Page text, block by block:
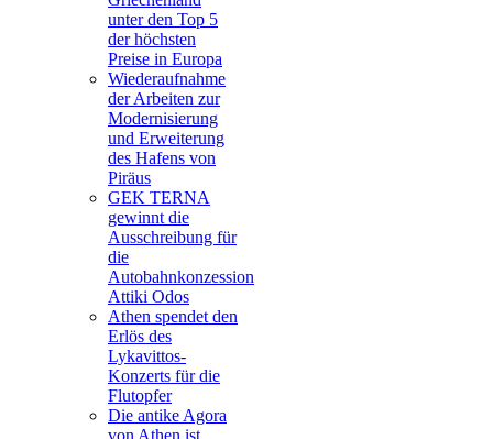
unter den Top 5
der höchsten
Preise in Europa
Wiederaufnahme
der Arbeiten zur
Modernisierung
und Erweiterung
des Hafens von
Piräus
GEK TERNA
gewinnt die
Ausschreibung für
die
Autobahnkonzession
Attiki Odos
Athen spendet den
Erlös des
Lykavittos-
Konzerts für die
Flutopfer
Die antike Agora
von Athen ist